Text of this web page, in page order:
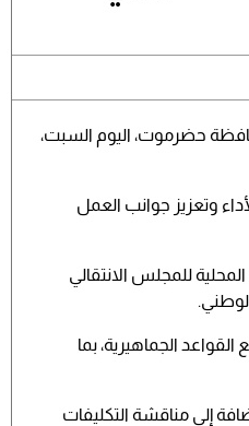
حضرموت، اليوم السبت،
وتعزيز جوانب العمل
للمجلس الانتقالي
الجماهيرية، بما
إلى مناقشة التكليفات